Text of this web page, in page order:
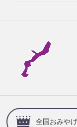
全国おみや